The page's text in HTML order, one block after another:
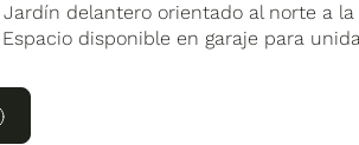
delantero orientado al norte a la
disponible en garaje para